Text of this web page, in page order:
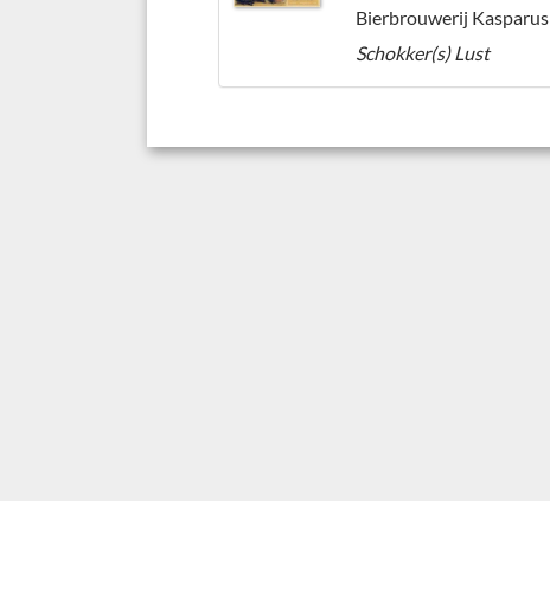
Bierbrouwerij Kasparus
Schokker(s) Lust